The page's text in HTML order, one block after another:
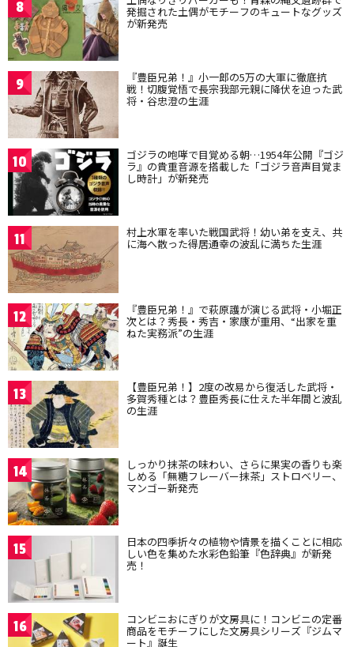
8 発掘された土偶がモチーフのキュートなグッズ
が新発売
9 『豊臣兄弟！』小一郎の5万の大軍に徹底抗
戦！切腹覚悟で長宗我部元親に降伏を迫った武
将・谷忠澄の生涯
10 ゴジラの咆哮で目覚める朝…1954年公開『ゴジ
ラ』の貴重音源を搭載した「ゴジラ音声目覚ま
し時計」が新発売
11 村上水軍を率いた戦国武将！幼い弟を支え、共
に海へ散った得居通幸の波乱に満ちた生涯
12 『豊臣兄弟！』で萩原護が演じる武将・小堀正
次とは？秀長・秀吉・家康が重用、“出家を重
ねた実務派”の生涯
13 【豊臣兄弟！】2度の改易から復活した武将・
多賀秀種とは？豊臣秀長に仕えた半年間と波乱
の生涯
14 しっかり抹茶の味わい、さらに果実の香りも楽
しめる「無糖フレーバー抹茶」ストロベリー、
マンゴー新発売
15 日本の四季折々の植物や情景を描くことに相応
しい色を集めた水彩色鉛筆『色辞典』が新発
売！
16 コンビニおにぎりが文房具に！コンビニの定番
商品をモチーフにした文房具シリーズ『ジムマ
ート』誕生